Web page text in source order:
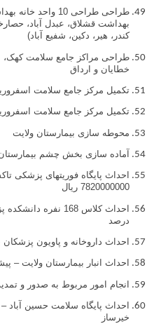
بهداشت قشلاق، عبدل آباد،
کندر، هیر، دکین، شفیع آباد)
طراحی مراکز جامع سلامت کهک،
خطایان و ارداق
تکمیل مرکز جامع سلامت اسفرورین
تکمیل مرکز جامع سلامت اسفرورین
محوطه سازی بیمارستان ولایت
آماده سازی بخش چشم
7820000000 ريال
درصد
احداث داروخانه و پاویون پزشکان
احداث انبار بیمارستان ولایت – پیشرفت
انجام امور مربوط به صدور و
خیرساز